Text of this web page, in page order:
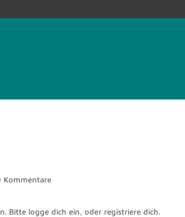
Kommentare
Bitte logge dich ein, oder registriere dich.